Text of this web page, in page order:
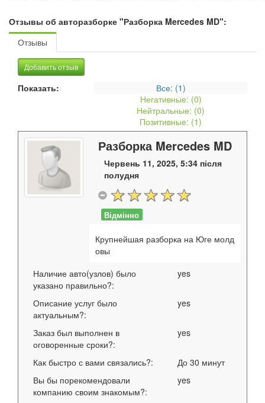
Отзывы об авторазборке "Разборка Mercedes MD":
Отзывы
Добавить отзыв
Показать: Все: (1)
Негативные: (0)
Нейтральные: (0)
Позитивные: (1)
Разборка Mercedes MD
Червень 11, 2025, 5:34 після
полудня
Відмінно
Крупнейшая разборка на Юге молд
овы
Наличие авто(узлов) было
указано правильно?:
yes
Описание услуг было
актуальным?:
yes
Заказ был выполнен в
оговоренные сроки?:
yes
Как быстро с вами связались?:
До 30 минут
Вы бы порекомендовали
компанию своим знакомым?:
yes